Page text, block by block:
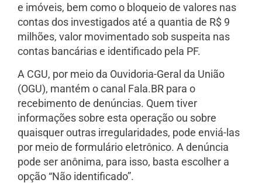
e imóveis, bem como o bloqueio de valores nas
contas dos investigados até a quantia de R$ 9
milhões, valor movimentado sob suspeita nas
contas bancárias e identificado pela PF.
A CGU, por meio da Ouvidoria-Geral da União
(OGU), mantém o canal Fala.BR para o
recebimento de denúncias. Quem tiver
informações sobre esta operação ou sobre
quaisquer outras irregularidades, pode enviá-las
por meio de formulário eletrônico. A denúncia
pode ser anônima, para isso, basta escolher a
opção “Não identificado”.